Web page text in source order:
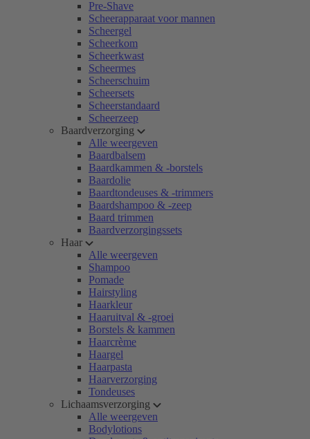
Pre-Shave
Scheerapparaat voor mannen
Scheergel
Scheerkom
Scheerkwast
Scheermes
Scheerschuim
Scheersets
Scheerstandaard
Scheerzeep
Baardverzorging
Alle weergeven
Baardbalsem
Baardkammen & -borstels
Baardolie
Baardtondeuses & -trimmers
Baardshampoo & -zeep
Baard trimmen
Baardverzorgingssets
Haar
Alle weergeven
Shampoo
Pomade
Hairstyling
Haarkleur
Haaruitval & -groei
Borstels & kammen
Haarcrème
Haargel
Haarpasta
Haarverzorging
Tondeuses
Lichaamsverzorging
Alle weergeven
Bodylotions